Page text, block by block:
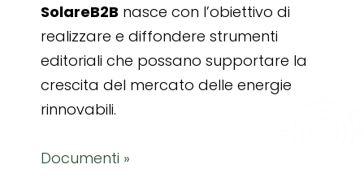
SolareB2B nasce con l’obiettivo di
realizzare e diffondere strumenti
editoriali che possano supportare la
crescita del mercato delle energie
rinnovabili.
Documenti »